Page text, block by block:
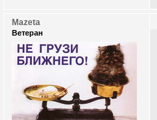
Mazeta
Ветеран